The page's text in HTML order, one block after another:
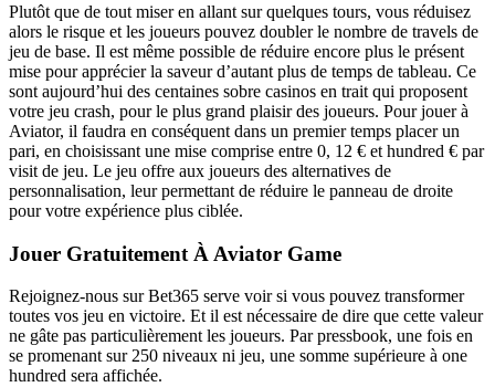
Plutôt que de tout miser en allant sur quelques tours, vous réduisez
alors le risque et les joueurs pouvez doubler le nombre de travels de
jeu de base. Il est même possible de réduire encore plus le présent
mise pour apprécier la saveur d’autant plus de temps de tableau. Ce
sont aujourd’hui des centaines sobre casinos en trait qui proposent
votre jeu crash, pour le plus grand plaisir des joueurs. Pour jouer à
Aviator, il faudra en conséquent dans un premier temps placer un
pari, en choisissant une mise comprise entre 0, 12 € et hundred € par
visit de jeu. Le jeu offre aux joueurs des alternatives de
personnalisation, leur permettant de réduire le panneau de droite
pour votre expérience plus ciblée.
Jouer Gratuitement À Aviator Game
Rejoignez-nous sur Bet365 serve voir si vous pouvez transformer
toutes vos jeu en victoire. Et il est nécessaire de dire que cette valeur
ne gâte pas particulièrement les joueurs. Par pressbook, une fois en
se promenant sur 250 niveaux ni jeu, une somme supérieure à one
hundred sera affichée.